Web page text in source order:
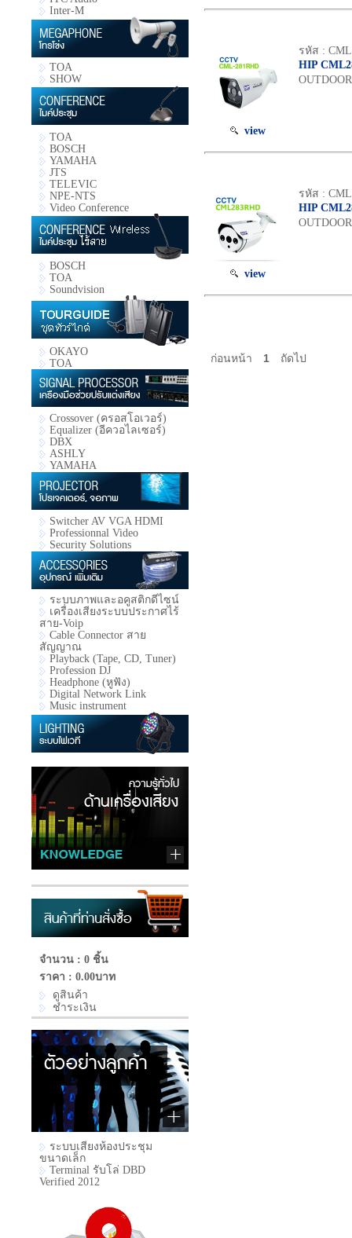
Inter-M
TOA
SHOW
TOA
BOSCH
YAMAHA
JTS
TELEVIC
NPE-NTS
Video Conference
BOSCH
TOA
Soundvision
OKAYO
TOA
Crossover (ครอสโอเวอร์)
Equalizer (อีควอไลเซอร์)
DBX
ASHLY
YAMAHA
Switcher AV VGA HDMI
Professionnal Video
Security Solutions
ระบบภาพและอคูสติกดีไซน์
เครื่องเสียงระบบประกาศไร้
สาย-Voip
Cable Connector สาย
สัญญาณ
Playback (Tape, CD, Tuner)
Profession DJ
Headphone (หูฟัง)
Digital Network Link
Music instrument
จำนวน : 0 ชิ้น
ราคา : 0.00บาท
ดูสินค้า
ชำระเงิน
ระบบเสียงห้องประชุม
ขนาดเล็ก
Terminal รับโล่ DBD
Verified 2012
view
รหัส :
HIP
view
รหัส :
HIP
ก่อนหน้า 1 ถัดไป